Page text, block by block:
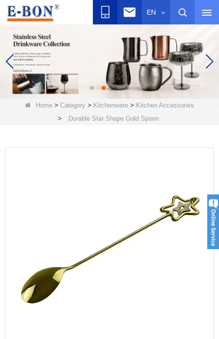
EN
Home > Category > Kitchenware > Kitchen Accessories
> Durable Star Shape Gold Spoon